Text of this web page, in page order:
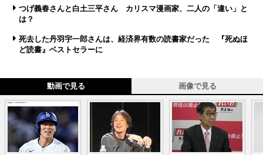
つげ義春さんと白土三平さん カリスマ漫画家、二人の「違い」と
は？
死去した丹羽宇一郎さんは、経済界有数の読書家だった 『死ぬほ
ど読書』ベストセラーに
動画で見る 画像で見る